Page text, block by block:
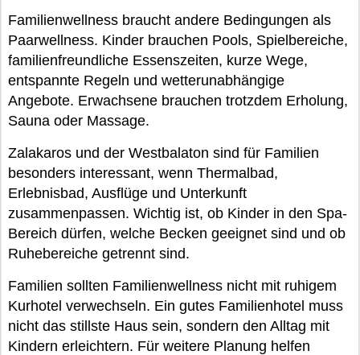
Familienwellness braucht andere Bedingungen als
Paarwellness. Kinder brauchen Pools, Spielbereiche,
familienfreundliche Essenszeiten, kurze Wege,
entspannte Regeln und wetterunabhängige
Angebote. Erwachsene brauchen trotzdem Erholung,
Sauna oder Massage.
Zalakaros und der Westbalaton sind für Familien
besonders interessant, wenn Thermalbad,
Erlebnisbad, Ausflüge und Unterkunft
zusammenpassen. Wichtig ist, ob Kinder in den Spa-
Bereich dürfen, welche Becken geeignet sind und ob
Ruhebereiche getrennt sind.
Familien sollten Familienwellness nicht mit ruhigem
Kurhotel verwechseln. Ein gutes Familienhotel muss
nicht das stillste Haus sein, sondern den Alltag mit
Kindern erleichtern. Für weitere Planung helfen